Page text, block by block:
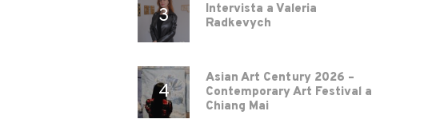
Intervista a Valeria
Radkevych
Asian Art Century 2026 –
Contemporary Art Festival a
Chiang Mai